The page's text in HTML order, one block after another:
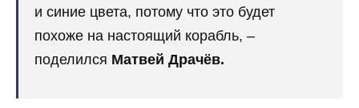
и синие цвета, потому что это будет
похоже на настоящий корабль, –
поделился Матвей Драчёв.